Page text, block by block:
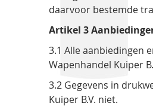
daarvoor bestemde
Artikel 3
3.1 Alle aanbiedingen
Wapenhandel Kuiper
3.2 Gegevens in
Kuiper B.V. niet.